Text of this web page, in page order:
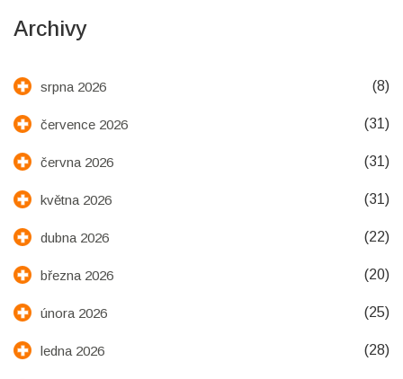
Archivy
srpna 2026 (8)
července 2026 (31)
června 2026 (31)
května 2026 (31)
dubna 2026 (22)
března 2026 (20)
února 2026 (25)
ledna 2026 (28)